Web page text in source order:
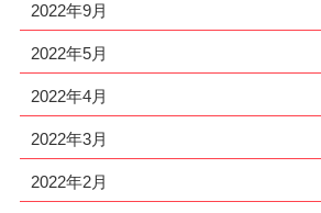
2022年9月
2022年5月
2022年4月
2022年3月
2022年2月